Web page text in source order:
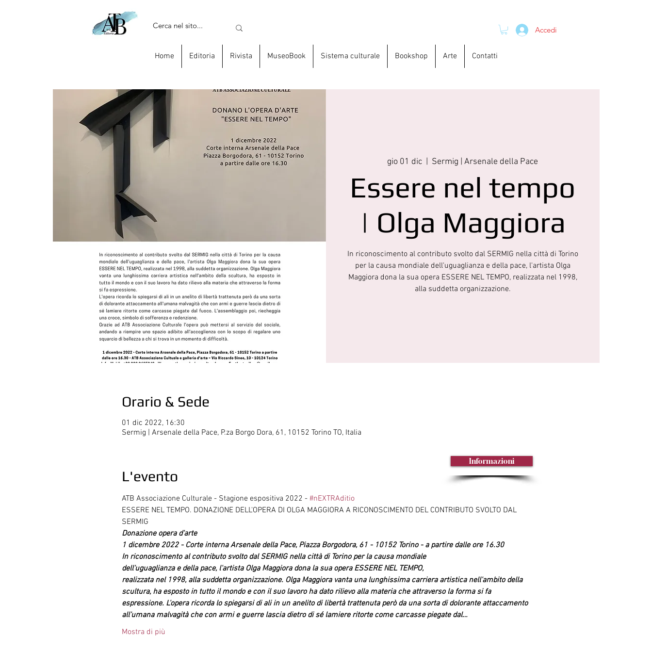
Accedi
Home Editoria Rivista MuseoBook Sistema culturale Bookshop Arte Contatti
gio 01 dic
  |
Sermig | Arsenale della Pace
Essere nel tempo
| Olga Maggiora
In riconoscimento al contributo svolto dal SERMIG nella città di Torino
per la causa mondiale dell'uguaglianza e della pace, l'artista Olga
Maggiora dona la sua opera ESSERE NEL TEMPO, realizzata nel 1998,
alla suddetta organizzazione.
Orario & Sede
01 dic 2022, 16:30
Sermig | Arsenale della Pace, P.za Borgo Dora, 61, 10152 Torino TO, Italia
L'evento
ATB Associazione Culturale - Stagione espositiva 2022 - #nEXTRAditio
ESSERE NEL TEMPO. DONAZIONE DELL'OPERA DI OLGA MAGGIORA A RICONOSCIMENTO DEL CONTRIBUTO SVOLTO DAL
SERMIG
Donazione opera d'arte
1 dicembre 2022 - Corte interna Arsenale della Pace, Piazza Borgodora, 61 - 10152 Torino - a partire dalle ore 16.30
In riconoscimento al contributo svolto dal SERMIG nella città di Torino per la causa mondiale
dell'uguaglianza e della pace, l'artista Olga Maggiora dona la sua opera ESSERE NEL TEMPO,
realizzata nel 1998, alla suddetta organizzazione. Olga Maggiora vanta una lunghissima carriera artistica nell'ambito della
scultura, ha esposto in tutto il mondo e con il suo lavoro ha dato rilievo alla materia che attraverso la forma si fa
espressione. L'opera ricorda lo spiegarsi di ali in un anelito di libertà trattenuta però da una sorta di dolorante attaccamento
all'umana malvagità che con armi e guerre lascia dietro di sé lamiere ritorte come carcasse piegate dal…
Mostra di più
Informazioni